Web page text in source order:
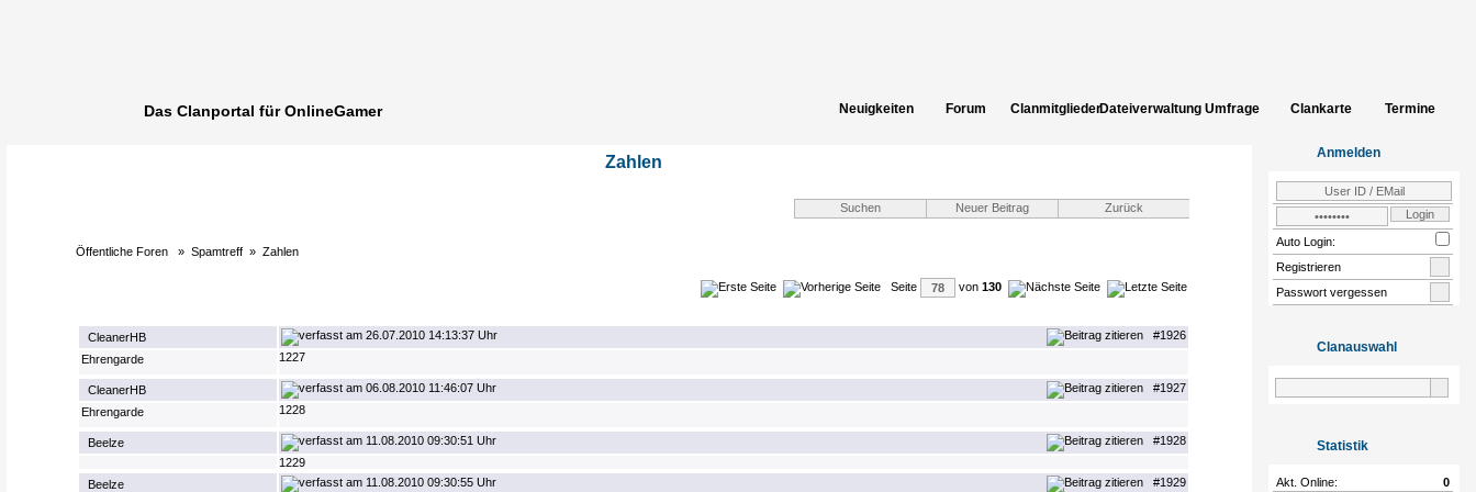
Das Clanportal für OnlineGamer Neuigkeiten Forum ClanmitgliederDateiverwaltung Umfrage Clankarte Termine
Community
Zahlen
Öffentliche Foren »Spamtreff »Zahlen
Seite von 130
CleanerHB 26.07.2010 14:13:37 Uhr
#1926
Ehrengarde
1227
CleanerHB 06.08.2010 11:46:07 Uhr
#1927
Ehrengarde
1228
Beelze 11.08.2010 09:30:51 Uhr
#1928
1229
Beelze
11.08.2010 09:30:55 Uhr
#1929
Anmelden
Auto Login:
Registrieren
Passwort vergessen
Clanauswahl
Statistik
Akt. Online:
0